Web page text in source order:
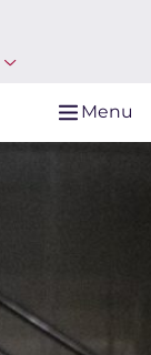
Menu